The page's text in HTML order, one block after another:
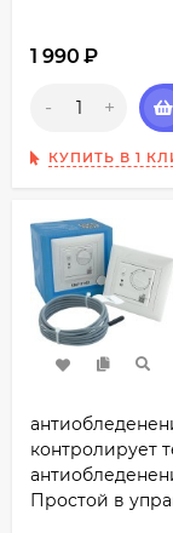
1 990 ₽
- +
КУПИТЬ В 1
контролирует
Простой в